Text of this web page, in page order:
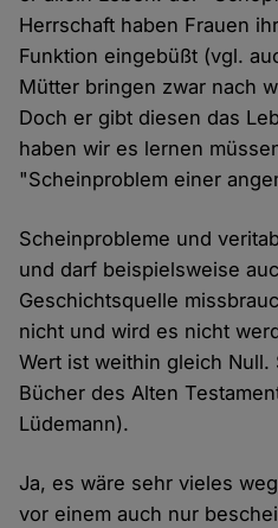
Herrschaft haben Frauen
Funktion eingebüßt (vgl.
Mütter bringen zwar nach
Doch er gibt diesen das
haben wir es lernen
"Scheinproblem einer
Scheinprobleme und
und darf beispielsweise
Geschichtsquelle
nicht und wird es nicht
Wert ist weithin gleich
Bücher des Alten
Lüdemann).
Ja, es wäre sehr vieles
vor einem auch nur